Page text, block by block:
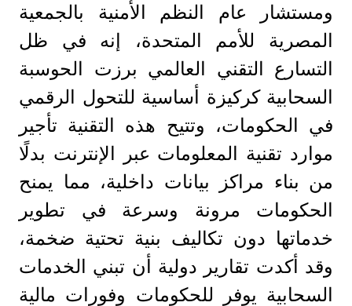
ومستشار عام النظم الأمنية بالجمعية
المصرية للأمم المتحدة، إنه في ظل
التسارع التقني العالمي برزت الحوسبة
السحابية كركيزة أساسية للتحول الرقمي
في الحكومات، وتتيح هذه التقنية تأجير
موارد تقنية المعلومات عبر الإنترنت بدلًا
من بناء مراكز بيانات داخلية، مما يمنح
الحكومات مرونة وسرعة في تطوير
خدماتها دون تكاليف بنية تحتية ضخمة،
وقد أكدت تقارير دولية أن تبني الخدمات
السحابية يوفر للحكومات وفورات مالية